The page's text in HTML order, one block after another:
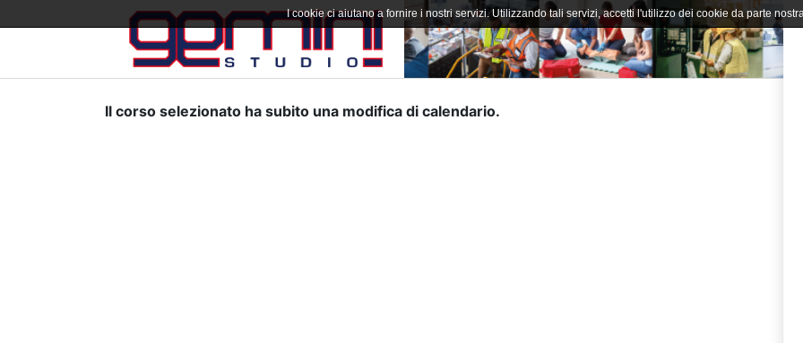
Il corso selezionato ha subito una modifica di calendario.
I cookie ci aiutano a fornire i nostri servizi. Utilizzando tali servizi, accetti l'utilizzo dei cookie da parte